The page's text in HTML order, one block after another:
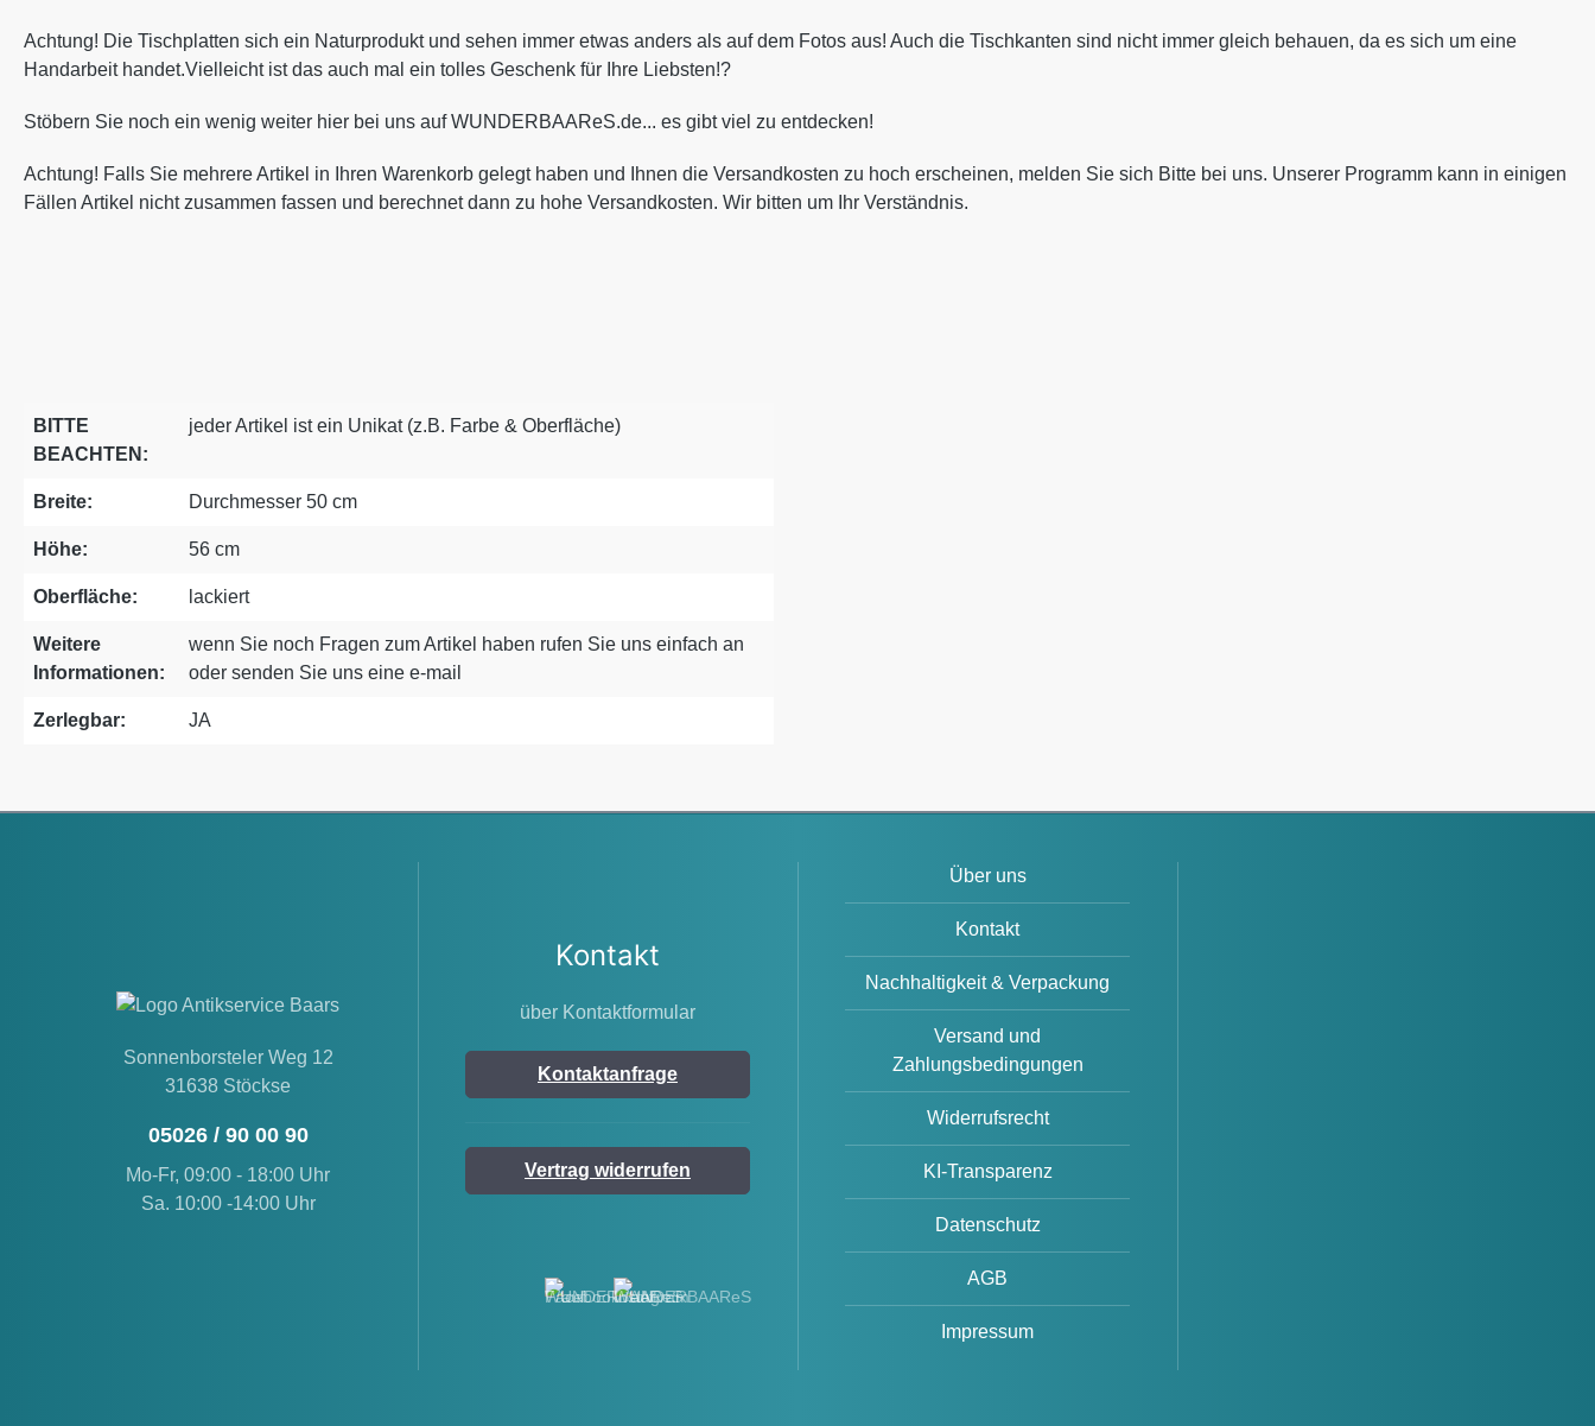
Achtung! Die Tischplatten sich ein Naturprodukt und sehen immer etwas anders als auf dem Fotos aus! Auch die Tischkanten sind nicht immer gleich behauen, da es sich um eine
Handarbeit handet.Vielleicht ist das auch mal ein tolles Geschenk für Ihre Liebsten!?
Stöbern Sie noch ein wenig weiter hier bei uns auf WUNDERBAAReS.de... es gibt viel zu entdecken!
Achtung! Falls Sie mehrere Artikel in Ihren Warenkorb gelegt haben und Ihnen die Versandkosten zu hoch erscheinen, melden Sie sich Bitte bei uns. Unserer Programm kann in einigen
Fällen Artikel nicht zusammen fassen und berechnet dann zu hohe Versandkosten. Wir bitten um Ihr Verständnis.
BITTE
BEACHTEN:
jeder Artikel ist ein Unikat (z.B. Farbe & Oberfläche)
Breite: Durchmesser 50 cm
Höhe: 56 cm
Oberfläche: lackiert
Weitere
Informationen:
wenn Sie noch Fragen zum Artikel haben rufen Sie uns einfach an
oder senden Sie uns eine e-mail
Zerlegbar: JA
Sonnenborsteler Weg 12
31638 Stöckse
05026 / 90 00 90
Mo-Fr, 09:00 - 18:00 Uhr
Sa. 10:00 -14:00 Uhr
Kontakt
über Kontaktformular
Kontaktanfrage
Vertrag widerrufen
Über uns
Kontakt
Nachhaltigkeit & Verpackung
Versand und
Zahlungsbedingungen
Widerrufsrecht
KI-Transparenz
Datenschutz
AGB
Impressum